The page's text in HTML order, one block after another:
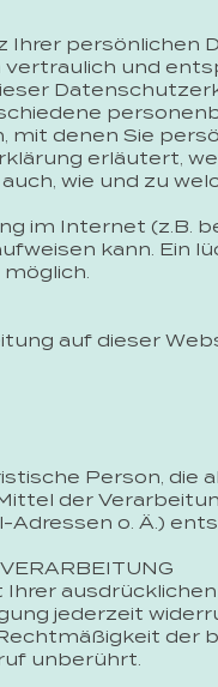
Ihrer persönlichen
und
mit denen Sie
erläutert,
wie und zu
im Internet (z.B.
kann. Ein
auf dieser
Person, die
der
o. Ä.)
ausdrücklichen
jederzeit
der
unberührt.